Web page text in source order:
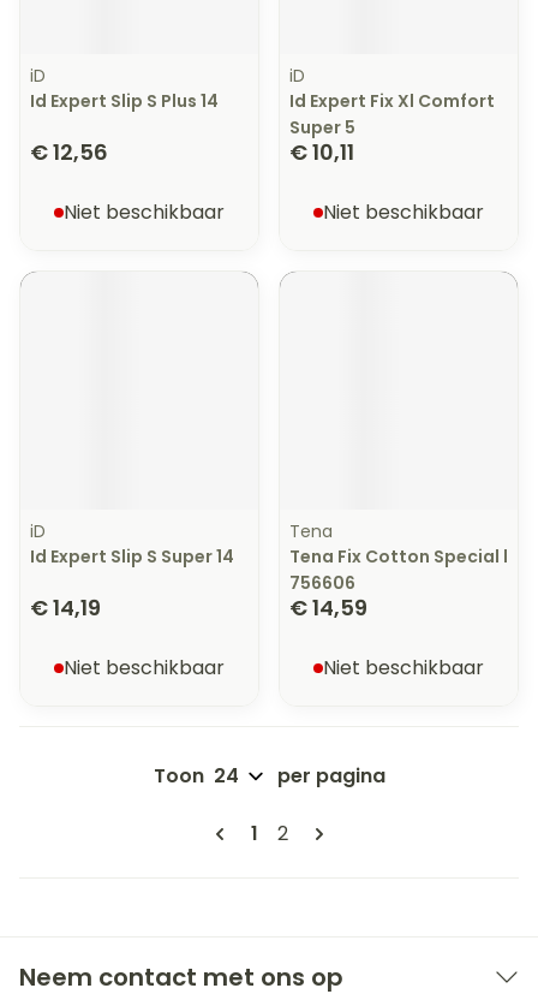
iD
Id Expert Slip S Plus 14
€ 12,56
Niet beschikbaar
iD
Id Expert Fix Xl Comfort
Super 5
€ 10,11
Niet beschikbaar
iD
Id Expert Slip S Super 14
€ 14,19
Niet beschikbaar
Tena
Tena Fix Cotton Special l
756606
€ 14,59
Niet beschikbaar
Pagina's
U lees momenteel pagina
1 Pagina
2
Toon per pagina
Neem contact met ons op